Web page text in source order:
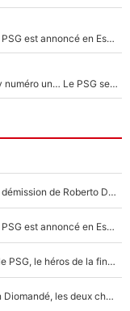
Ferran Torres a pris sa décision : Son transfert au PSG est annoncé en Espagne !
Suzuki recruté, Chevalier veut se battre, Safonov numéro un… Le PSG se lance encore dans un gros chantier pour le poste de gardien de but
Trahison de Longoria, secrets de Frank McCourt, démission de Roberto De Zerbi : Medhi Benatia se lâche sur son départ de l'OM et fait d'importantes révélations
Ferran Torres a pris sa décision : Son transfert au PSG est annoncé en Espagne !
«Le suicide de Ferran Torres» : En partance pour le PSG, le héros de la finale de la Coupe du monde s'attire les foudres de la presse espagnole !
Antoine Griezmann et N'Golo Kanté : Comme Yan Diomandé, les deux champions du monde ont refusé de signer au PSG !